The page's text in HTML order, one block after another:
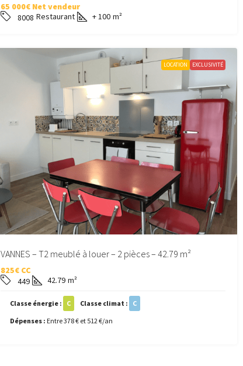
65 000€ Net vendeur
8008 Restaurant + 100 m²
LOCATION EXCLUSIVITÉ
VANNES – T2 meublé à louer – 2 pièces – 42.79 m²
825€ CC
449
42.79 m²
Classe énergie : C Classe climat :
C
Dépenses : Entre 378 € et 512 €/an